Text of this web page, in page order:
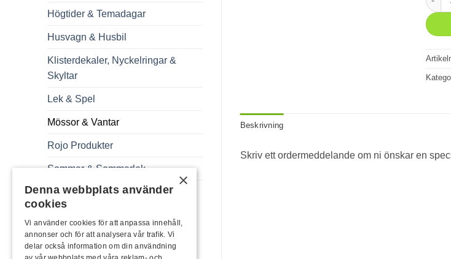
Högtider & Temadagar
Husvagn & Husbil
Klisterdekaler, Nyckelringar &
Skyltar
Lek & Spel
Mössor & Vantar
Rojo Produkter
Sommar & Sommarlek
Trädgård
Beskrivning
Skriv ett ordermeddelande om ni önskar en
×
Denna webbplats använder
cookies
Vi använder cookies för att anpassa innehåll,
annonser och för att analysera vår trafik. Vi
delar också information om din användning